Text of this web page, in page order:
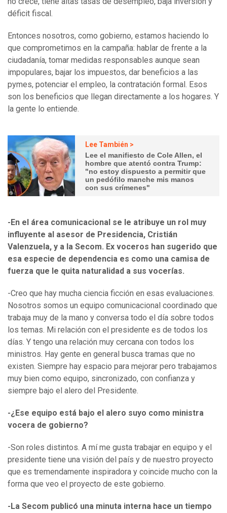
déficit fiscal.
Entonces nosotros, como gobierno, estamos haciendo lo
que comprometimos en la campaña: hablar de frente a la
ciudadanía, tomar medidas responsables aunque sean
impopulares, bajar los impuestos, dar beneficios a las
pymes, potenciar el empleo, la contratación formal. Esos
son los beneficios que llegan directamente a los hogares. Y
la gente lo entiende.
Lee También >
Lee el manifiesto de Cole Allen, el
hombre que atentó contra Trump:
"no estoy dispuesto a permitir que
un pedófilo manche mis manos
con sus crímenes"
-En el área comunicacional se le atribuye un rol muy
influyente al asesor de Presidencia, Cristián
Valenzuela, y a la Secom. Ex voceros han sugerido que
esa especie de dependencia es como una camisa de
fuerza que le quita naturalidad a sus vocerías.
-Creo que hay mucha ciencia ficción en esas evaluaciones.
Nosotros somos un equipo comunicacional coordinado que
trabaja muy de la mano y conversa todo el día sobre todos
los temas. Mi relación con el presidente es de todos los
días. Y tengo una relación muy cercana con todos los
ministros. Hay gente en general busca tramas que no
existen. Siempre hay espacio para mejorar pero trabajamos
muy bien como equipo, sincronizado, con confianza y
siempre bajo el alero del Presidente.
-¿Ese equipo está bajo el alero suyo como ministra
vocera de gobierno?
-Son roles distintos. A mí me gusta trabajar en equipo y el
presidente tiene una visión del país y de nuestro proyecto
que es tremendamente inspiradora y coincide mucho con la
forma que veo el proyecto de este gobierno.
-La Secom publicó una minuta interna hace un tiempo